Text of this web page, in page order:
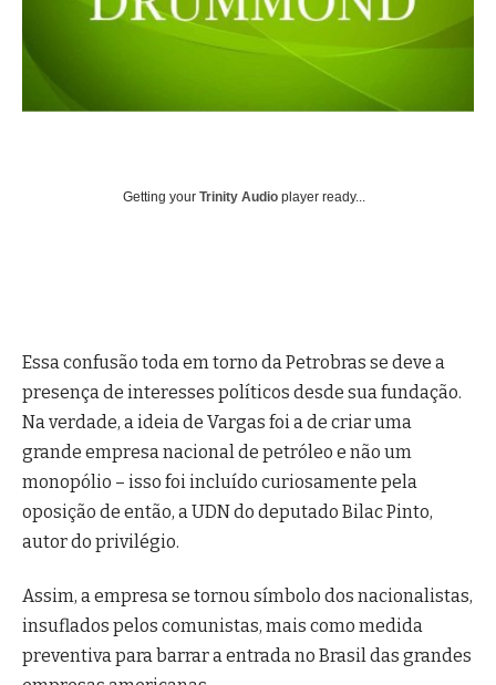
Getting your Trinity Audio player ready...
Essa confusão toda em torno da Petrobras se deve a
presença de interesses políticos desde sua fundação.
Na verdade, a ideia de Vargas foi a de criar uma
grande empresa nacional de petróleo e não um
monopólio – isso foi incluído curiosamente pela
oposição de então, a UDN do deputado Bilac Pinto,
autor do privilégio.
Assim, a empresa se tornou símbolo dos nacionalistas,
insuflados pelos comunistas, mais como medida
preventiva para barrar a entrada no Brasil das grandes